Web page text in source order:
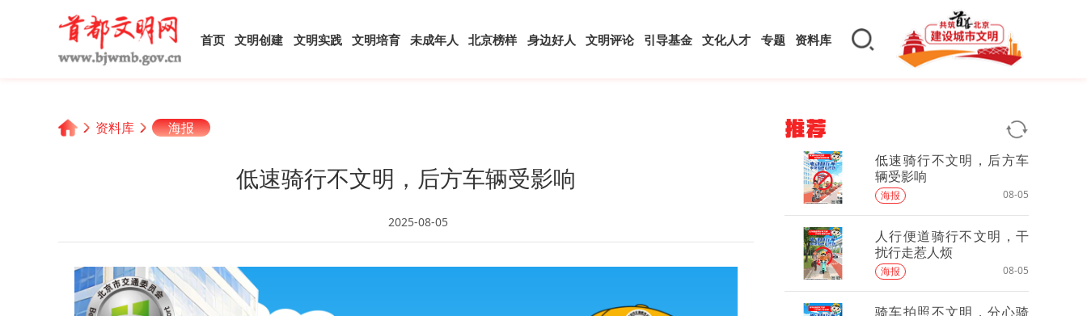
首页 文明创建 文明实践 文明培育 未成年人 北京榜样 身边好人 文明评论 引导基金 文化人才 专题 资料库
资料库 海报
低速骑行不文明，后方车辆受影响
2025-08-05
推荐
低速骑行不文明，后方车
辆受影响
海报 08-05
人行便道骑行不文明，干
扰行走惹人烦
海报 08-05
骑车拍照不文明，分心骑